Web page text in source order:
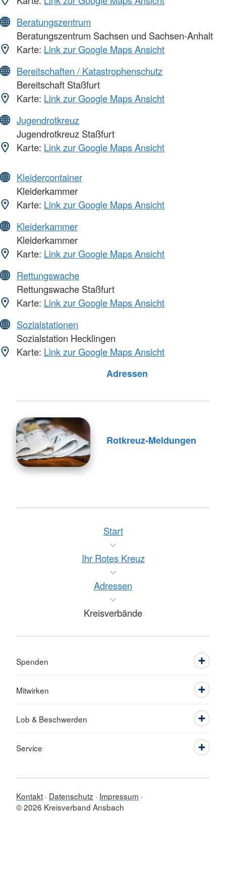
Beratungszentrum
Beratungszentrum Sachsen und Sachsen-Anhalt
Karte: Link zur Google Maps Ansicht
Bereitschaften / Katastrophenschutz
Bereitschaft Staßfurt
Karte: Link zur Google Maps Ansicht
Jugendrotkreuz
Jugendrotkreuz Staßfurt
Karte: Link zur Google Maps Ansicht
Kleidercontainer
Kleiderkammer
Karte: Link zur Google Maps Ansicht
Kleiderkammer
Kleiderkammer
Karte: Link zur Google Maps Ansicht
Rettungswache
Rettungswache Staßfurt
Karte: Link zur Google Maps Ansicht
Sozialstationen
Sozialstation Hecklingen
Karte: Link zur Google Maps Ansicht
Adressen
Rotkreuz-Meldungen
Start
Ihr Rotes Kreuz
Adressen
Kreisverbände
Spenden
Mitwirken
Lob & Beschwerden
Service
Kontakt Datenschutz
Impressum
© 2026 Kreisverband Ansbach